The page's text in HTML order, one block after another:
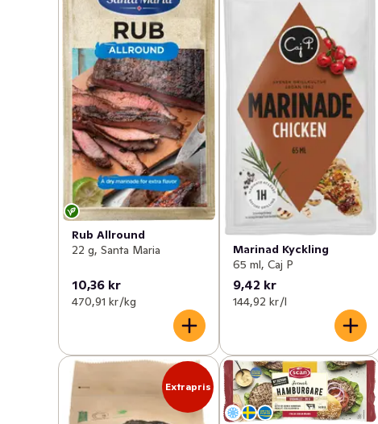
Rub Allround
22 g, Santa Maria
10,36 kr
470,91 kr /kg
Marinad Kyckling
65 ml, Caj P
9,42 kr
144,92 kr /l
Extrapris